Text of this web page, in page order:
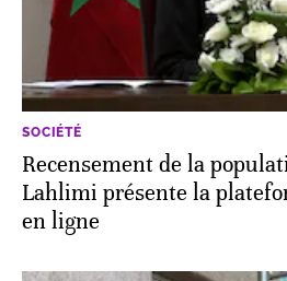
SOCIÉTÉ
Recensement de la
Lahlimi présente la
en ligne